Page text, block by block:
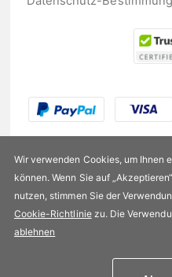
US$439,99
Wir verwenden Cookies, um Ihnen
können. Wenn Sie auf
nutzen, stimmen Sie der
Cookie-Richtliniezu. Die
ablehnen